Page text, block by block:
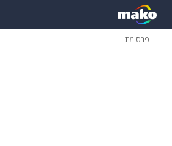
פרסומת